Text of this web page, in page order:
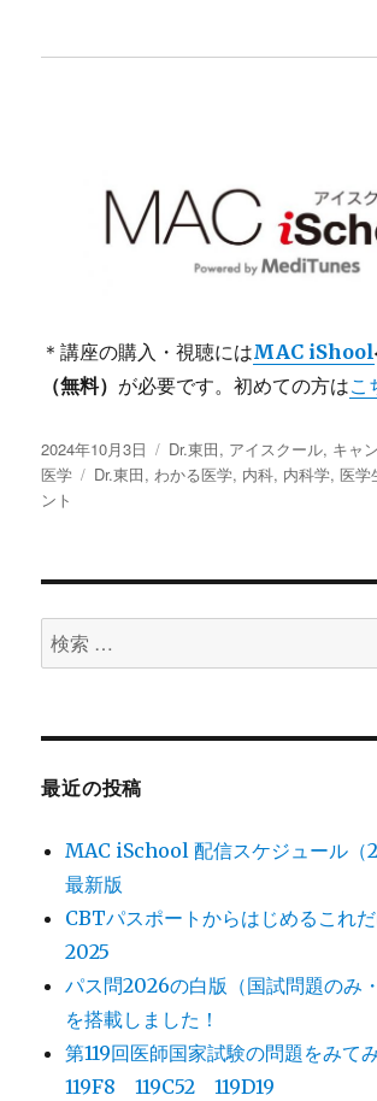
＊講座の購入・視聴にはMAC iShool
（無料） が必要です。初めての方はこ
投
稿
日:
2024年10月3日
カ
テ
Dr.東田, アイスクール, キャ
医学
タ
Dr.東田,わかる医学, 内科, 内科学,医学
ント
検
索
象:
最近の投稿
MAC iSchool 配信スケジュール
最新版
CBTパスポートからはじめるこれ
2025
パス問2026の白版（国試問題のみ
を搭載しました！
第119回医師国家試験の問題をみて
119F8 119C52 119D19